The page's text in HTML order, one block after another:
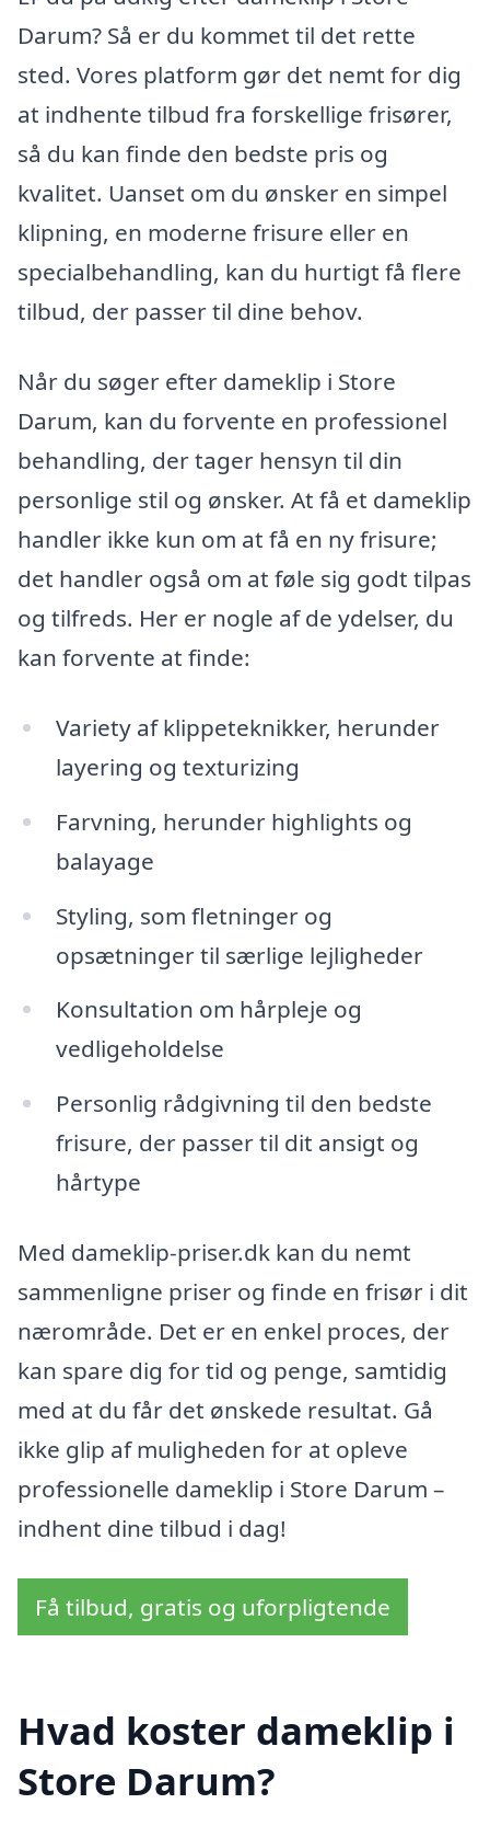
Darum? Så er du kommet til det rette
sted. Vores platform gør det nemt for dig
at indhente tilbud fra forskellige frisører,
så du kan finde den bedste pris og
kvalitet. Uanset om du ønsker en simpel
klipning, en moderne frisure eller en
specialbehandling, kan du hurtigt få flere
tilbud, der passer til dine behov.
Når du søger efter dameklip i Store
Darum, kan du forvente en professionel
behandling, der tager hensyn til din
personlige stil og ønsker. At få et dameklip
handler ikke kun om at få en ny frisure;
det handler også om at føle sig godt tilpas
og tilfreds. Her er nogle af de ydelser, du
kan forvente at finde:
Variety af klippeteknikker, herunder
layering og texturizing
Farvning, herunder highlights og
balayage
Styling, som fletninger og
opsætninger til særlige lejligheder
Konsultation om hårpleje og
vedligeholdelse
Personlig rådgivning til den bedste
frisure, der passer til dit ansigt og
hårtype
Med dameklip-priser.dk kan du nemt
sammenligne priser og finde en frisør i dit
nærområde. Det er en enkel proces, der
kan spare dig for tid og penge, samtidig
med at du får det ønskede resultat. Gå
ikke glip af muligheden for at opleve
professionelle dameklip i Store Darum –
indhent dine tilbud i dag!
Få tilbud, gratis og uforpligtende
Hvad koster dameklip i
Store Darum?